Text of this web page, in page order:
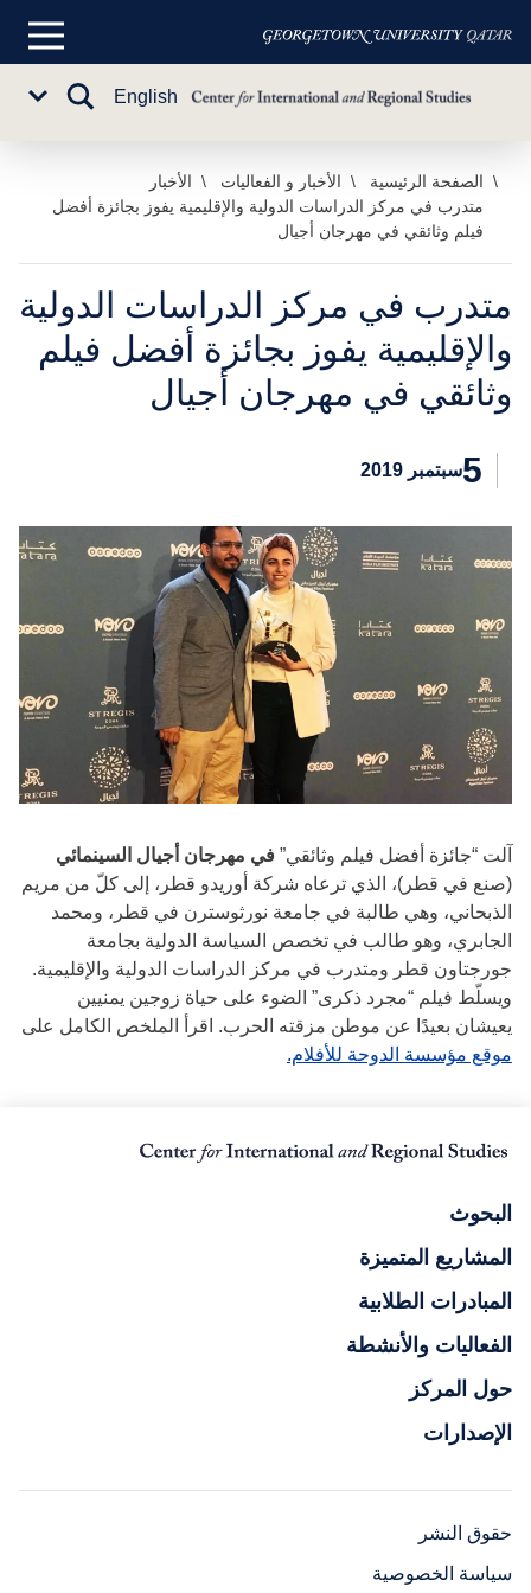
تخطي
المحتوى
الرئيسي
القائمة
English
تبديل
الصفحة الرئيسية الأخبار و الفعاليات
الأخبار
متدرب في مركز الدراسات الدولية والإقليمية يفوز بجائزة أفضل
فيلم وثائقي في مهرجان أجيال
متدرب في مركز الدراسات الدولية
والإقليمية يفوز بجائزة أفضل فيلم
وثائقي في مهرجان أجيال
5سبتمبر 2019
آلت “جائزة أفضل فيلم وثائقي” في مهرجان أجيال السينمائي
(صنع في قطر)، الذي ترعاه شركة أوريدو قطر، إلى كلّ من مريم
الذبحاني، وهي طالبة في جامعة نورثوسترن في قطر، ومحمد
الجابري، وهو طالب في تخصص السياسة الدولية بجامعة
جورجتاون قطر ومتدرب في مركز الدراسات الدولية والإقليمية.
ويسلّط فيلم “مجرد ذكرى” الضوء على حياة زوجين يمنيين
يعيشان بعيدًا عن موطن مزقته الحرب. اقرأ الملخص الكامل على
موقع مؤسسة الدوحة للأفلام.
البحوث
المشاريع المتميزة
المبادرات الطلابية
الفعاليات والأنشطة
حول المركز
الإصدارات
حقوق النشر
سياسة الخصوصية